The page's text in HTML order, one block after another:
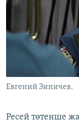
ЖАЗЫЛЫҢЫЗ
Басқа тілдерде
Евгений Зиничев.
Ресей төтенше